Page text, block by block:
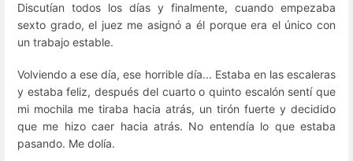
Discutían todos los días y finalmente, cuando empezaba
sexto grado, el juez me asignó a él porque era el único con
un trabajo estable.
Volviendo a ese día, ese horrible día... Estaba en las escaleras
y estaba feliz, después del cuarto o quinto escalón sentí que
mi mochila me tiraba hacia atrás, un tirón fuerte y decidido
que me hizo caer hacia atrás. No entendía lo que estaba
pasando. Me dolía.